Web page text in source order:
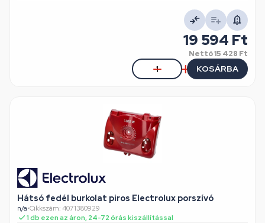
19 594 Ft
Nettó15 428 Ft
KOSÁRBA
Hátsó fedél burkolat piros Electrolux porszívó
n/a•Cikkszám: 4071380929
1 db ezen az áron, 24-72 órás kiszállítással